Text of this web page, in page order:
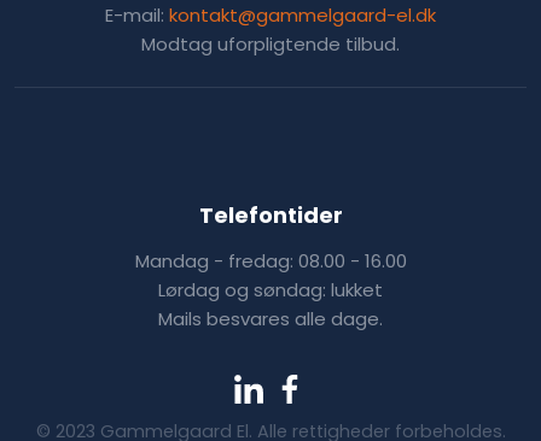
E-mail: kontakt@gammelgaard-el.dk
Modtag uforpligtende tilbud.
Telefontider
Mandag - fredag: 08.00 - 16.00
Lørdag og søndag: lukket
Mails besvares alle dage.
​© 2023 Gammelgaard El. Alle rettigheder forbeholdes.